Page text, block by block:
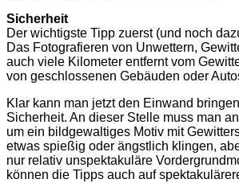
Sicherheit
Der wichtigste Tipp zuerst (und noch
Das Fotografieren von Unwettern,
auch viele Kilometer entfernt vom
von geschlossenen Gebäuden oder
Klar kann man jetzt den Einwand
Sicherheit. An dieser Stelle muss man
um ein bildgewaltiges Motiv mit
etwas spießig oder ängstlich klingen,
nur relativ unspektakuläre
können die Tipps auch auf